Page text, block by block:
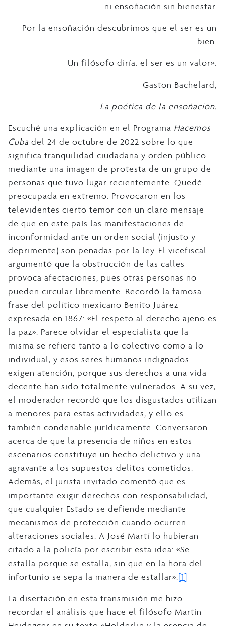
ni ensoñación sin bienestar.
Por la ensoñación descubrimos que el ser es un
bien.
Un filósofo diría: el ser es un valor».
Gaston Bachelard,
La poética de la ensoñación.
Escuché una explicación en el Programa Hacemos
Cuba del 24 de octubre de 2022 sobre lo que
significa tranquilidad ciudadana y orden público
mediante una imagen de protesta de un grupo de
personas que tuvo lugar recientemente. Quedé
preocupada en extremo. Provocaron en los
televidentes cierto temor con un claro mensaje
de que en este país las manifestaciones de
inconformidad ante un orden social (injusto y
deprimente) son penadas por la ley. El vicefiscal
argumentó que la obstrucción de las calles
provoca afectaciones, pues otras personas no
pueden circular libremente. Recordó la famosa
frase del político mexicano Benito Juárez
expresada en 1867: «El respeto al derecho ajeno es
la paz». Parece olvidar el especialista que la
misma se refiere tanto a lo colectivo como a lo
individual, y esos seres humanos indignados
exigen atención, porque sus derechos a una vida
decente han sido totalmente vulnerados. A su vez,
el moderador recordó que los disgustados utilizan
a menores para estas actividades, y ello es
también condenable jurídicamente. Conversaron
acerca de que la presencia de niños en estos
escenarios constituye un hecho delictivo y una
agravante a los supuestos delitos cometidos.
Además, el jurista invitado comentó que es
importante exigir derechos con responsabilidad,
que cualquier Estado se defiende mediante
mecanismos de protección cuando ocurren
alteraciones sociales. A José Martí lo hubieran
citado a la policía por escribir esta idea: «Se
estalla porque se estalla, sin que en la hora del
infortunio se sepa la manera de estallar».[1]
La disertación en esta transmisión me hizo
recordar el análisis que hace el filósofo Martin